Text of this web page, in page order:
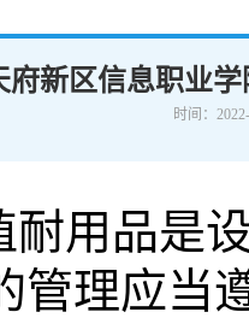
府新区信息职业
时间：
耐用品是
管理应当